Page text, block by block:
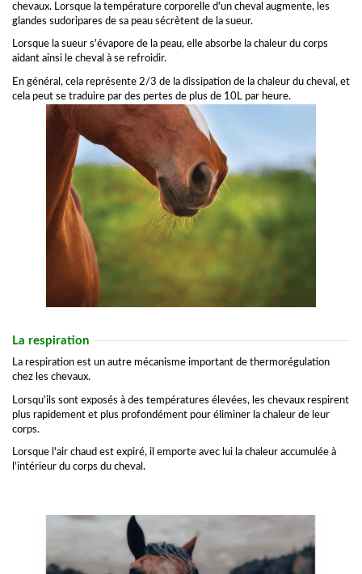
chevaux. Lorsque la température corporelle d'un cheval augmente, les
glandes sudoripares de sa peau sécrètent de la sueur.
Lorsque la sueur s'évapore de la peau, elle absorbe la chaleur du corps
aidant ainsi le cheval à se refroidir.
En général, cela représente 2/3 de la dissipation de la chaleur du cheval, et
cela peut se traduire par des pertes de plus de 10L par heure.
La respiration
La respiration est un autre mécanisme important de thermorégulation
chez les chevaux.
Lorsqu'ils sont exposés à des températures élevées, les chevaux respirent
plus rapidement et plus profondément pour éliminer la chaleur de leur
corps.
Lorsque l'air chaud est expiré, il emporte avec lui la chaleur accumulée à
l'intérieur du corps du cheval.